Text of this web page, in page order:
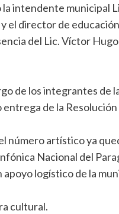
intendente municipal
el director de
del Lic. Víctor
de los integrantes de
de la
número artístico ya
Nacional del
logístico de la
cultural.